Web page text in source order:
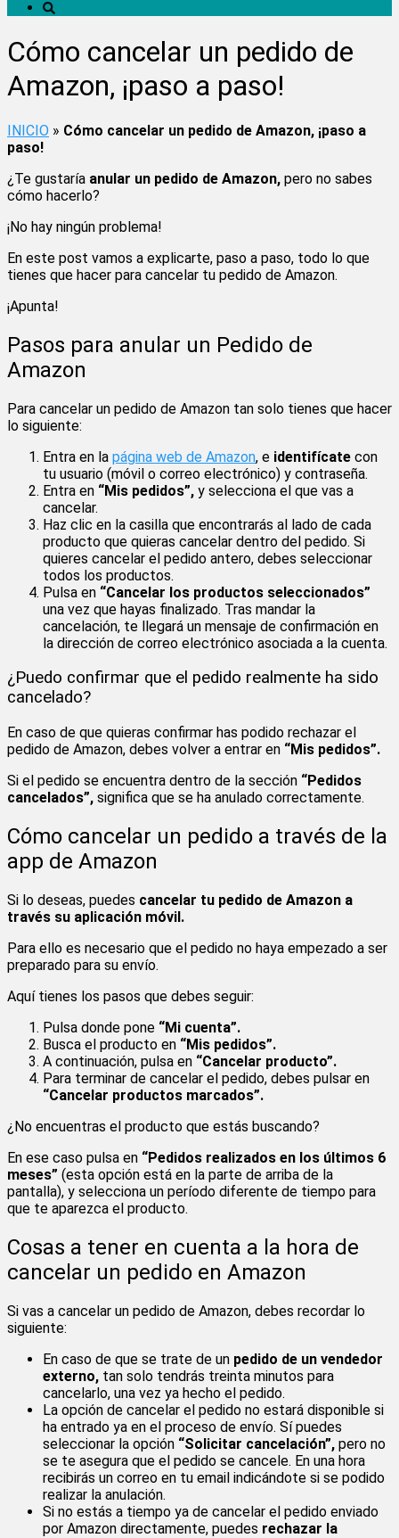
Cómo cancelar un pedido de
Amazon, ¡paso a paso!
INICIO » Cómo cancelar un pedido de Amazon, ¡paso a
paso!
¿Te gustaría anular un pedido de Amazon, pero no sabes
cómo hacerlo?
¡No hay ningún problema!
En este post vamos a explicarte, paso a paso, todo lo que
tienes que hacer para cancelar tu pedido de Amazon.
¡Apunta!
Pasos para anular un Pedido de
Amazon
Para cancelar un pedido de Amazon tan solo tienes que hacer
lo siguiente:
Entra en la página web de Amazon, e identifícate con
tu usuario (móvil o correo electrónico) y contraseña.
Entra en “Mis pedidos”, y selecciona el que vas a
cancelar.
Haz clic en la casilla que encontrarás al lado de cada
producto que quieras cancelar dentro del pedido. Si
quieres cancelar el pedido antero, debes seleccionar
todos los productos.
Pulsa en “Cancelar los productos seleccionados”
una vez que hayas finalizado. Tras mandar la
cancelación, te llegará un mensaje de confirmación en
la dirección de correo electrónico asociada a la cuenta.
¿Puedo confirmar que el pedido realmente ha sido
cancelado?
En caso de que quieras confirmar has podido rechazar el
pedido de Amazon, debes volver a entrar en “Mis pedidos”.
Si el pedido se encuentra dentro de la sección “Pedidos
cancelados”, significa que se ha anulado correctamente.
Cómo cancelar un pedido a través de la
app de Amazon
Si lo deseas, puedes cancelar tu pedido de Amazon a
través su aplicación móvil.
Para ello es necesario que el pedido no haya empezado a ser
preparado para su envío.
Aquí tienes los pasos que debes seguir:
Pulsa donde pone “Mi cuenta”.
Busca el producto en “Mis pedidos”.
A continuación, pulsa en “Cancelar producto”.
Para terminar de cancelar el pedido, debes pulsar en
“Cancelar productos marcados”.
¿No encuentras el producto que estás buscando?
En ese caso pulsa en “Pedidos realizados en los últimos 6
meses” (esta opción está en la parte de arriba de la
pantalla), y selecciona un período diferente de tiempo para
que te aparezca el producto.
Cosas a tener en cuenta a la hora de
cancelar un pedido en Amazon
Si vas a cancelar un pedido de Amazon, debes recordar lo
siguiente:
En caso de que se trate de un pedido de un vendedor
externo, tan solo tendrás treinta minutos para
cancelarlo, una vez ya hecho el pedido.
La opción de cancelar el pedido no estará disponible si
ha entrado ya en el proceso de envío. Sí puedes
seleccionar la opción “Solicitar cancelación”, pero no
se te asegura que el pedido se cancele. En una hora
recibirás un correo en tu email indicándote si se podido
realizar la anulación.
Si no estás a tiempo ya de cancelar el pedido enviado
por Amazon directamente, puedes rechazar la